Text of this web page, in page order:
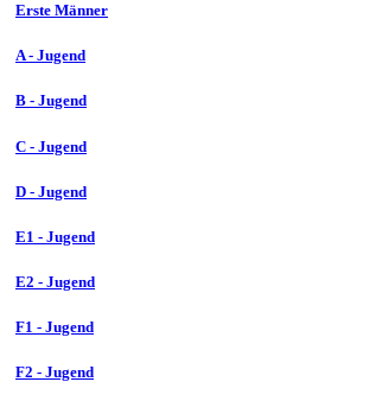
Erste Männer
A - Jugend
B - Jugend
C - Jugend
D - Jugend
E1 - Jugend
E2 - Jugend
F1 - Jugend
F2 - Jugend